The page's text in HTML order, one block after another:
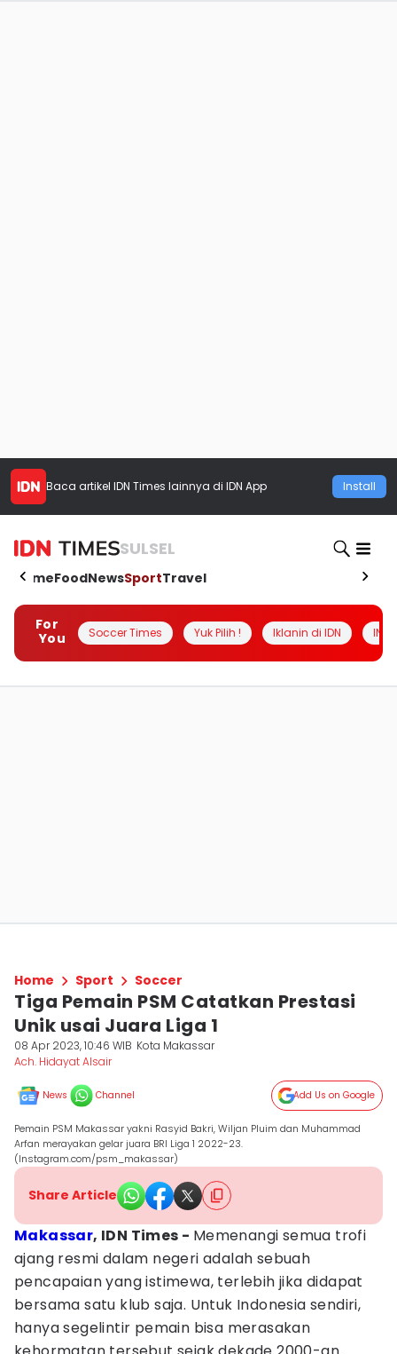
Baca artikel IDN Times lainnya di IDN App Install
SULSEL
HomeFoodNewsSportTravel
For
You
Soccer Times Yuk Pilih ! Iklanin di IDN
Home Sport Soccer
Tiga Pemain PSM Catatkan Prestasi
Unik usai Juara Liga 1
08 Apr 2023, 10:46 WIB Kota Makassar
Ach. Hidayat Alsair
News Channel Add Us on Google
Pemain PSM Makassar yakni Rasyid Bakri, Wiljan Pluim dan Muhammad
Arfan merayakan gelar juara BRI Liga 1 2022-23.
(Instagram.com/psm_makassar)
Share Article
Makassar, IDN Times - Memenangi semua trofi
ajang resmi dalam negeri adalah sebuah
pencapaian yang istimewa, terlebih jika didapat
bersama satu klub saja. Untuk Indonesia sendiri,
hanya segelintir pemain bisa merasakan